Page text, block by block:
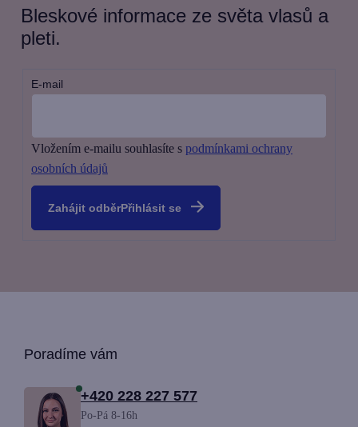
Bleskové informace ze světa vlasů a
pleti.
E-mail
Vložením e-mailu souhlasíte s podmínkami ochrany
osobních údajů
Přihlásit se
Poradíme vám
+420 228 227 577
Po-Pá 8-16h